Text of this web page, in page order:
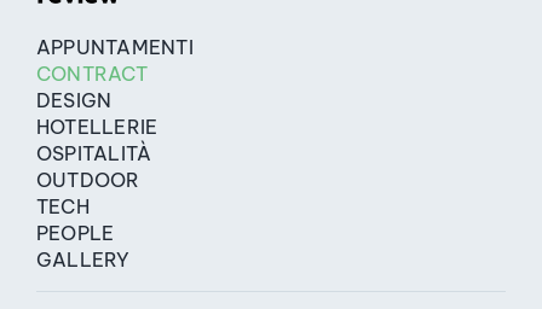
APPUNTAMENTI
CONTRACT
DESIGN
HOTELLERIE
OSPITALITÀ
OUTDOOR
TECH
PEOPLE
GALLERY